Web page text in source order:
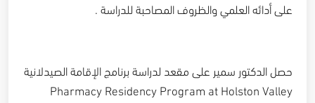
على أدائه العلمي والظروف المصاحبة للدراسة .
حصل الدكتور سمير على مقعد لدراسة برنامج الإقامة الصيدلانية
Pharmacy Residency Program at Holston Valley